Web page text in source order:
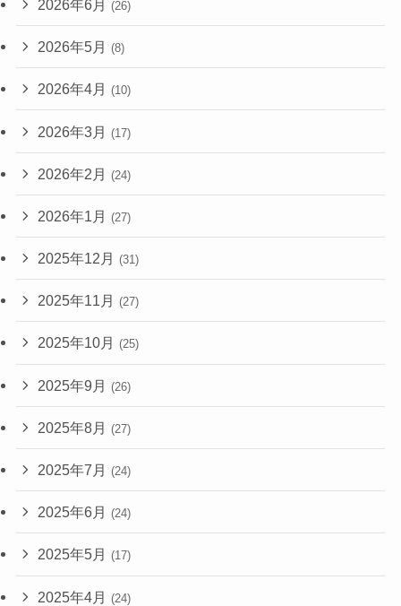
2026年6月 (26)
2026年5月 (8)
2026年4月 (10)
2026年3月 (17)
2026年2月 (24)
2026年1月 (27)
2025年12月 (31)
2025年11月 (27)
2025年10月 (25)
2025年9月 (26)
2025年8月 (27)
2025年7月 (24)
2025年6月 (24)
2025年5月 (17)
2025年4月 (24)